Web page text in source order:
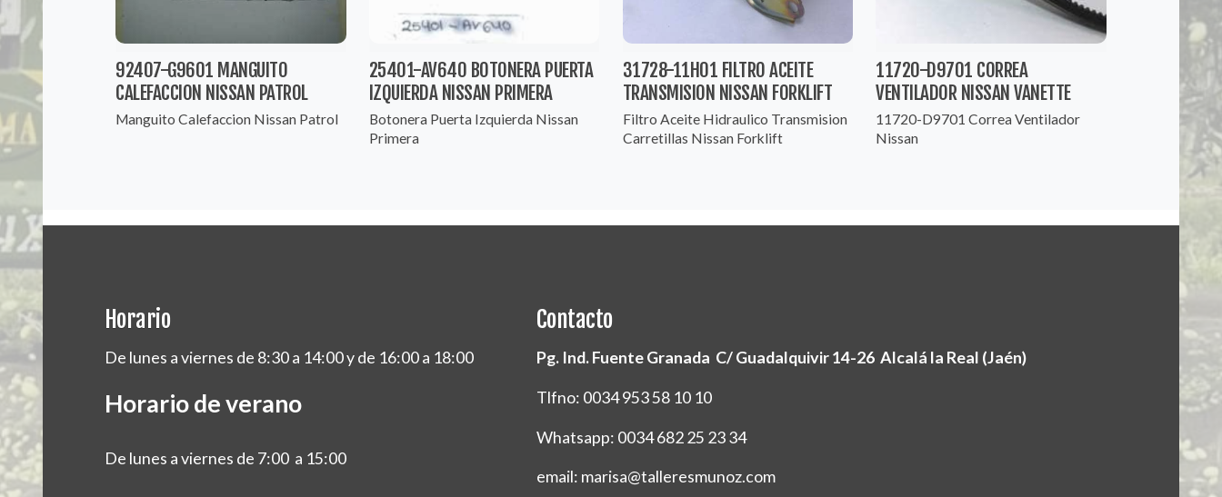
92407-G9601 MANGUITO
CALEFACCION NISSAN PATROL
Manguito Calefaccion Nissan Patrol
25401-AV640 BOTONERA PUERTA
IZQUIERDA NISSAN PRIMERA
Botonera Puerta Izquierda Nissan
Primera
31728-11H01 FILTRO ACEITE
TRANSMISION NISSAN FORKLIFT
Filtro Aceite Hidraulico Transmision
Carretillas Nissan Forklift
11720-D9701 CORREA
VENTILADOR NISSAN VANETTE
11720-D9701 Correa Ventilador
Nissan
Horario
De lunes a viernes de 8:30 a 14:00 y de 16:00 a 18:00
Horario de verano
De lunes a viernes de 7:00 a 15:00
Contacto
Pg. Ind. Fuente Granada C/ Guadalquivir 14-26 Alcalá la Real (Jaén)
Tlfno: 0034 953 58 10 10
Whatsapp: 0034 682 25 23 34
email: marisa@talleresmunoz.com